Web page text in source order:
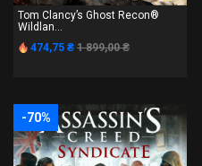
Tom Clancy’s Ghost Recon®
Wildlan...
474,75 ₴ 1 899,00 ₴
-70%